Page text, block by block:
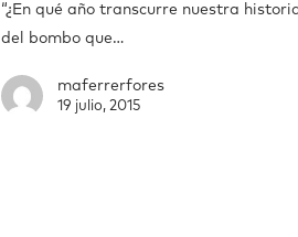
“¿En qué año transcurre nuestra
del bombo que…
maferrerfores
19 julio, 2015